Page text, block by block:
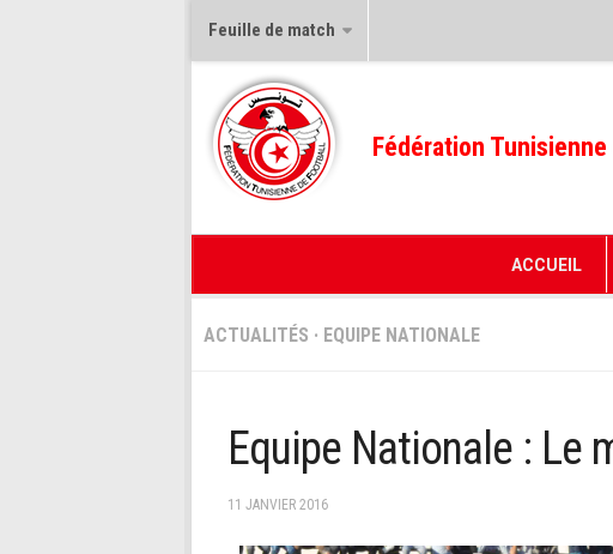
Feuille de match
Fédération Tunisienne
ACCUEIL
ACTUALITÉS · EQUIPE NATIONALE
Equipe Nationale : Le
11 JANVIER 2016